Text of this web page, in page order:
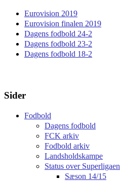
Eurovision 2019
Eurovision finalen 2019
Dagens fodbold 24-2
Dagens fodbold 23-2
Dagens fodbold 18-2
Sider
Fodbold
Dagens fodbold
FCK arkiv
Fodbold arkiv
Landsholdskampe
Status over Superligaen
Sæson 14/15